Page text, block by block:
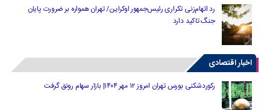
رد اتهام‌زنی تکراری رئیس‌جمهور اوکراین/ تهران همواره بر ضرورت پایان
جنگ تاکید دارد
اخبار اقتصادی
رکوردشکنی بورس تهران امروز ۱۲ مهر ۱۴۰۴| بازار سهام رونق گرفت